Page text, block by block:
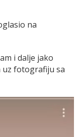
na
i dalje jako
uz fotografiju sa